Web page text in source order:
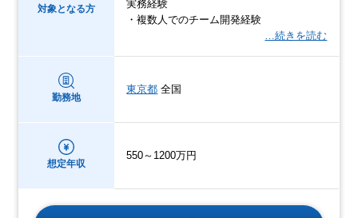
対象となる方
実務経験
・複数人でのチーム開発経験
…続きを読む
勤務地
東京都 全国
想定年収
550～1200万円